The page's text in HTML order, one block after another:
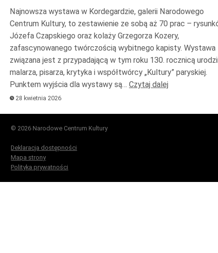
Najnowsza wystawa w Kordegardzie, galerii Narodowego
Centrum Kultury, to zestawienie ze sobą aż 70 prac –
Józefa Czapskiego oraz kolaży Grzegorza Kozery,
zafascynowanego twórczością wybitnego kapisty. Wystawa
związana jest z przypadającą w tym roku 130. rocznicą
malarza, pisarza, krytyka i współtwórcy „Kultury” paryskiej.
Punktem wyjścia dla wystawy są… Czytaj dalej
28 kwietnia 2026
© 2026 Narodowe Centrum Kultury
Deklaracja dostępności
Mapa strony
Polityka prywatności